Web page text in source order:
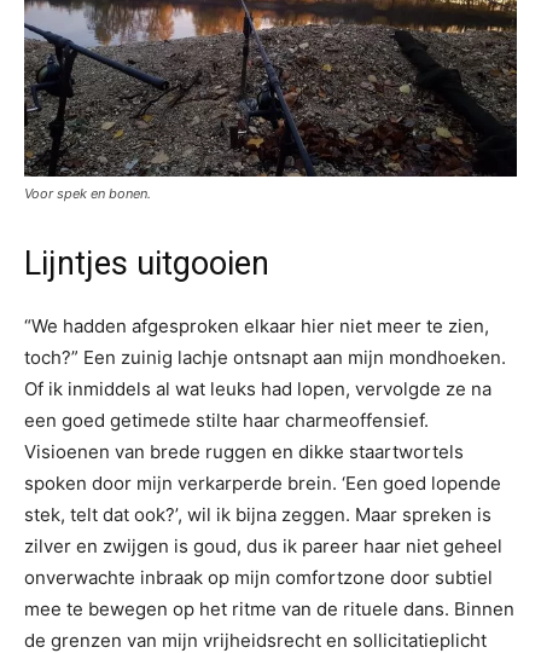
Voor spek en bonen.
Lijntjes uitgooien
“We hadden afgesproken elkaar hier niet meer te zien,
toch?” Een zuinig lachje ontsnapt aan mijn mondhoeken.
Of ik inmiddels al wat leuks had lopen, vervolgde ze na
een goed getimede stilte haar charmeoffensief.
Visioenen van brede ruggen en dikke staartwortels
spoken door mijn verkarperde brein. ‘Een goed lopende
stek, telt dat ook?’, wil ik bijna zeggen. Maar spreken is
zilver en zwijgen is goud, dus ik pareer haar niet geheel
onverwachte inbraak op mijn comfortzone door subtiel
mee te bewegen op het ritme van de rituele dans. Binnen
de grenzen van mijn vrijheidsrecht en sollicitatieplicht